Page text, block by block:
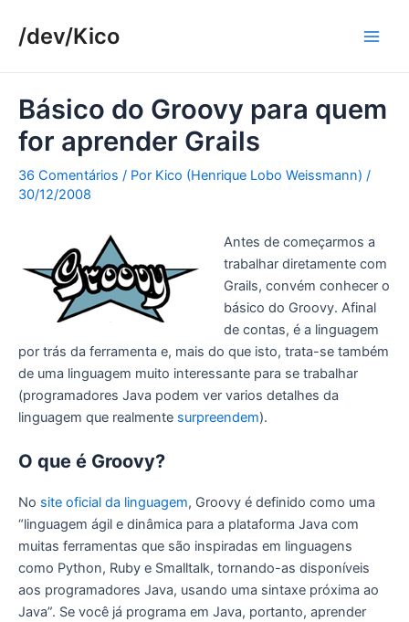
para/dev/Kico
Básico do Groovy para quem
for aprender Grails
36 Comentários / Por Kico (Henrique Lobo Weissmann) /
30/12/2008
Antes de começarmos a
trabalhar diretamente com
Grails, convém conhecer o
básico do Groovy. Afinal
de contas, é a linguagem
por trás da ferramenta e, mais do que isto, trata-se também
de uma linguagem muito interessante para se trabalhar
(programadores Java podem ver varios detalhes da
linguagem que realmente surpreendem).
O que é Groovy?
No site oficial da linguagem, Groovy é definido como uma
“linguagem ágil e dinâmica para a plataforma Java com
muitas ferramentas que são inspiradas em linguagens
como Python, Ruby e Smalltalk, tornando-as disponíveis
aos programadores Java, usando uma sintaxe próxima ao
Java”. Se você já programa em Java, portanto, aprender